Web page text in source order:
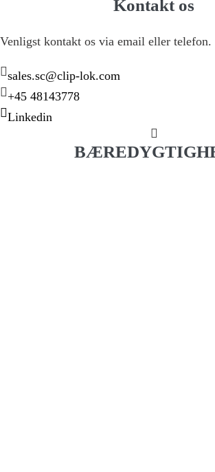
Kontakt os
Venligst kontakt os via email eller telefon.
sales.sc@clip-lok.com
+45 48143778
Linkedin